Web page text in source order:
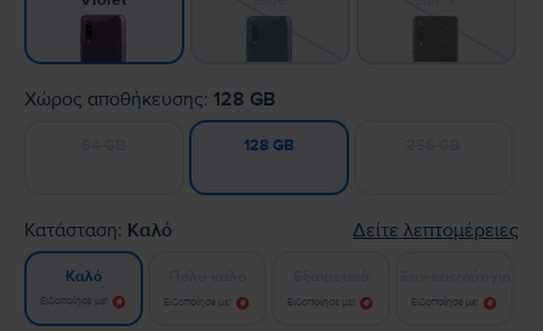
Χώρος αποθήκευσης: 128 GB
128 GB
Κατάσταση: Καλό Δείτε λεπτομέρειες
Καλό
Ειδοποίησε με! Ειδοποίησε με! Ειδοποίησε με! Ειδοποίησε με!